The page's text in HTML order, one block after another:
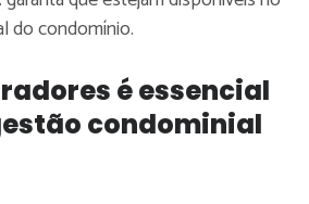
do condomínio.
é essencial
condominial